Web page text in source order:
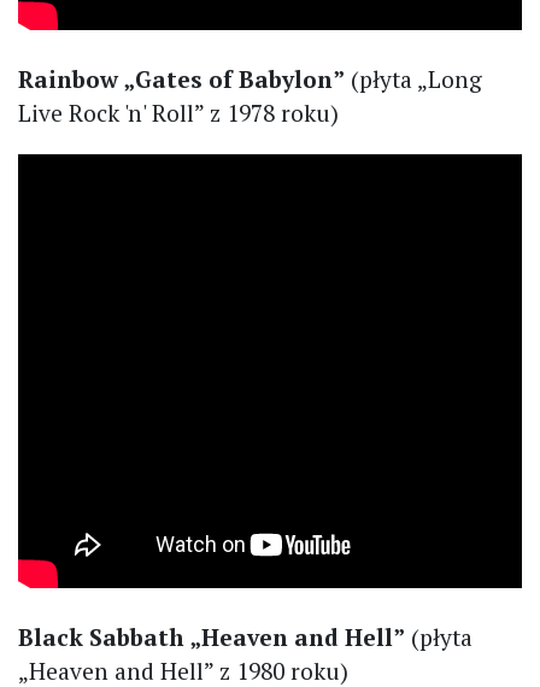
Rainbow „Gates of Babylon” (płyta „Long
Live Rock 'n' Roll” z 1978 roku)
Black Sabbath „Heaven and Hell” (płyta
„Heaven and Hell” z 1980 roku)